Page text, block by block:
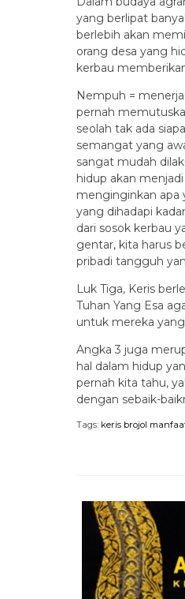
yang berlipat
berlebih akan
orang desa yang
kerbau
Nempuh =
pernah
seolah tak ada
semangat yang
sangat mudah
hidup akan
menginginkan apa
yang dihadapi
dari sosok kerbau
gentar, kita harus
pribadi tangguh
Luk Tiga, Keris
Tuhan Yang Esa
untuk mereka
Angka 3 juga
hal dalam hidup
pernah kita tahu,
dengan sebaik-
Tags: keris brojol